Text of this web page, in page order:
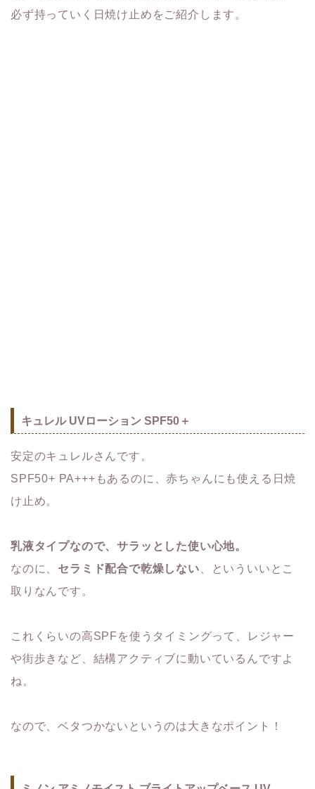
必ず持っていく日焼け止めをご紹介します。
キュレル UVローション SPF50＋
安定のキュレルさんです。
SPF50+ PA+++もあるのに、赤ちゃんにも使える日焼
け止め。
乳液タイプなので、サラッとした使い心地。
なのに、 セラミド配合で乾燥しない 、といういいとこ
取りなんです。
これくらいの高SPFを使うタイミングって、レジャー
や街歩きなど、結構アクティブに動いているんですよ
ね。
なので、ベタつかないというのは大きなポイント！